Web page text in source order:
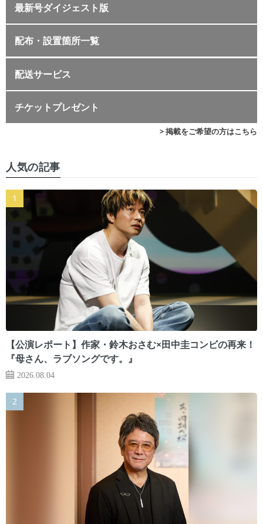
最新号ダイジェスト版
配布・設置箇所一覧
配送サービス
チケットプレゼント
> 掲載をご希望の方はこちら
人気の記事
【公演レポート】作家・鈴木おさむ×田中圭コンビの再来！
『母さん、ラブソングです。』
2026.08.04